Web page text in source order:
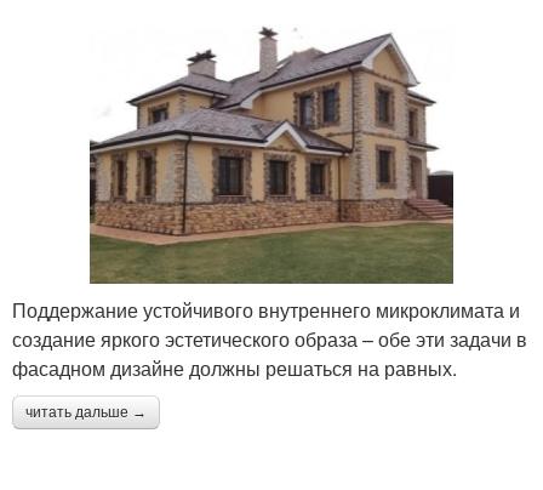
Поддержание устойчивого внутреннего микроклимата и
создание яркого эстетического образа – обе эти задачи в
фасадном дизайне должны решаться на равных.
читать дальше →